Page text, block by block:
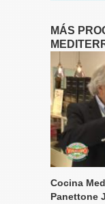
MÁS
Cocina
Panettone